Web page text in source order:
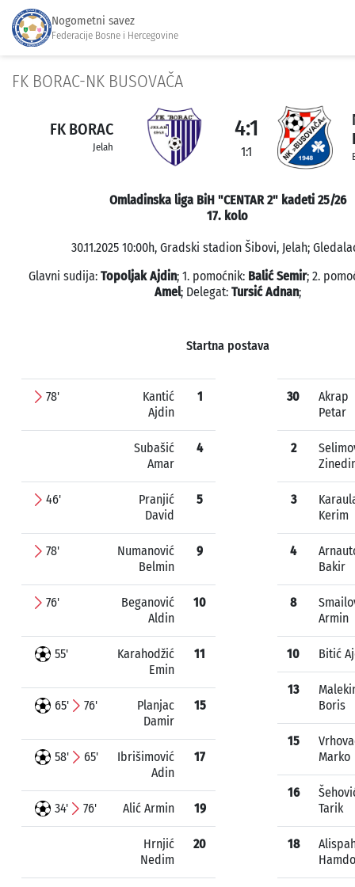
Nogometni savez
Federacije Bosne i Hercegovine
FK BORAC-NK BUSOVAČA
FK BORAC
Jelah
4:1
1:1
Omladinska liga BiH "CENTAR 2" kadeti 25/26
17. kolo
30.11.2025 10:00h, Gradski stadion Šibovi, Jelah;
Glavni sudija: Topoljak Ajdin; 1. pomoćnik: Balić Semir; 2.
Amel; Delegat: Tursić Adnan;
Startna postava
78'
Kantić
Ajdin
1
Subašić
Amar
4
46'
Pranjić
David
5
78'
Numanović
Belmin
9
76'
Beganović
Aldin
10
55'
Karahodžić
Emin
11
65' 76'
Planjac
Damir
15
58' 65'
Ibrišimović
Adin
17
34' 76' Alić Armin 19
Hrnjić
Nedim
20
30
Akrap
Petar
2
3
Kerim
4
Bakir
8
Armin
10 Bitić
13
Boris
15
Marko
16
Tarik
18
Hamdo